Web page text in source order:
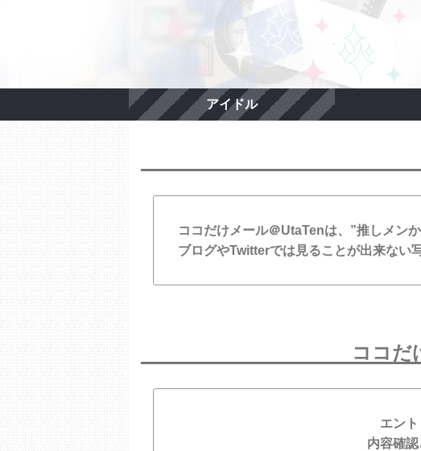
アイドル
ココだけメール＠UtaTenは、”推しメン
ブログやTwitterでは見ることが出来ない
ココだ
エン
内容確